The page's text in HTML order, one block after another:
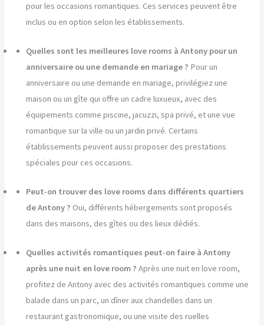
pour les occasions romantiques. Ces services peuvent être
inclus ou en option selon les établissements.
Quelles sont les meilleures love rooms à Antony pour un
anniversaire ou une demande en mariage ? Pour un
anniversaire ou une demande en mariage, privilégiez une
maison ou un gîte qui offre un cadre luxueux, avec des
équipements comme piscine, jacuzzi, spa privé, et une vue
romantique sur la ville ou un jardin privé. Certains
établissements peuvent aussi proposer des prestations
spéciales pour ces occasions.
Peut-on trouver des love rooms dans différents quartiers
de Antony ? Oui, différents hébergements sont proposés
dans des maisons, des gîtes ou des lieux dédiés.
Quelles activités romantiques peut-on faire à Antony
après une nuit en love room ? Après une nuit en love room,
profitez de Antony avec des activités romantiques comme une
balade dans un parc, un dîner aux chandelles dans un
restaurant gastronomique, ou une visite des ruelles